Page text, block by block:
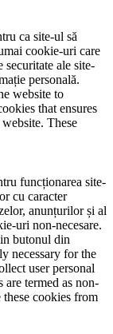
ca site-ul să
cookie-uri care
securitate ale site-
personală.
website to
that ensures
These
funcționarea site-
cu caracter
anunțurilor și al
uri non-necesare.
butonul din
necessary for the
user personal
are termed as non-
cookies from